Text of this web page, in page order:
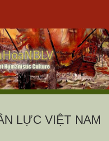
LỰC VIỆT NAM